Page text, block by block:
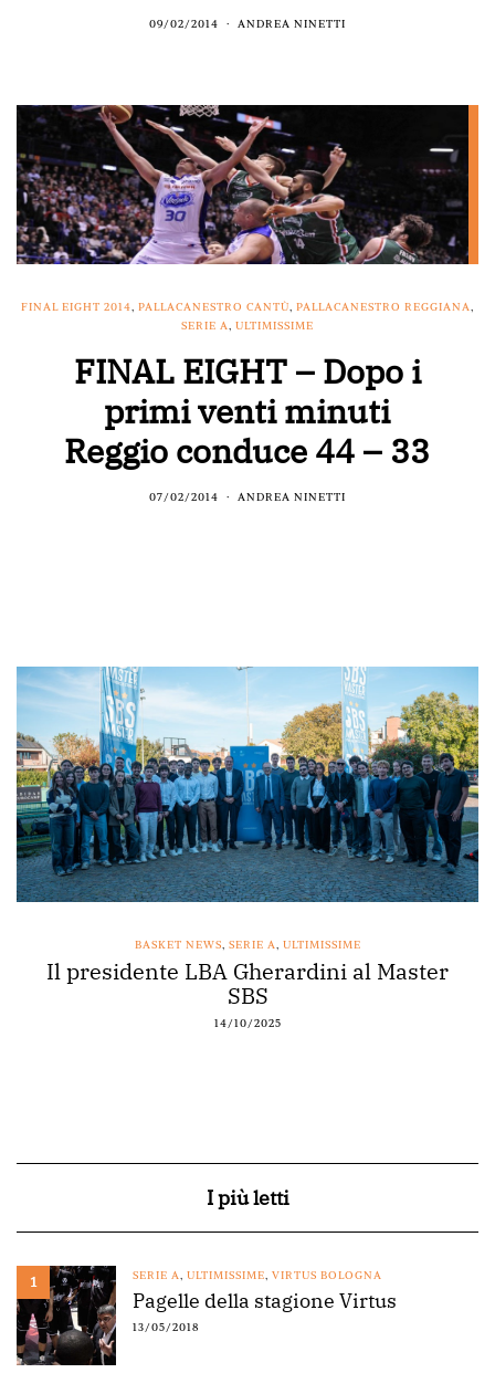
09/02/2014 ANDREA NINETTI
FINAL EIGHT 2014, PALLACANESTRO CANTÙ, PALLACANESTRO REGGIANA,
SERIE A, ULTIMISSIME
FINAL EIGHT – Dopo i
primi venti minuti
Reggio conduce 44 – 33
07/02/2014 ANDREA NINETTI
BASKET NEWS, SERIE A, ULTIMISSIME
Il presidente LBA Gherardini al Master
SBS
14/10/2025
I più letti
1 SERIE A, ULTIMISSIME, VIRTUS BOLOGNA
Pagelle della stagione Virtus
13/05/2018